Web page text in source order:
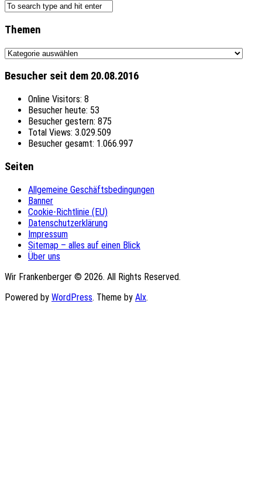
Themen
Themen
Besucher seit dem 20.08.2016
Online Visitors: 8
Besucher heute: 53
Besucher gestern: 875
Total Views: 3.029.509
Besucher gesamt: 1.066.997
Seiten
Allgemeine Geschäftsbedingungen
Banner
Cookie-Richtlinie (EU)
Datenschutzerklärung
Impressum
Sitemap – alles auf einen Blick
Über uns
Wir Frankenberger © 2026. All Rights Reserved.
Powered by WordPress. Theme by Alx.